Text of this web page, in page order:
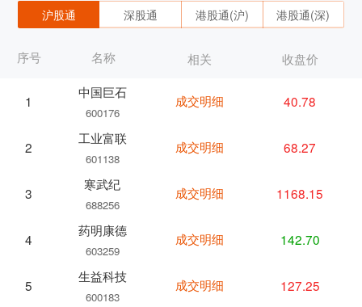
沪股通 深股通 港股通(沪) 港股通(深)
序号 名称
1
中国巨石
600176
2
工业富联
601138
3
寒武纪
688256
4
药明康德
603259
5
生益科技
600183
相关 收盘价
成交明细 40.78
成交明细 68.27
成交明细 1168.15
成交明细 142.70
成交明细 127.25